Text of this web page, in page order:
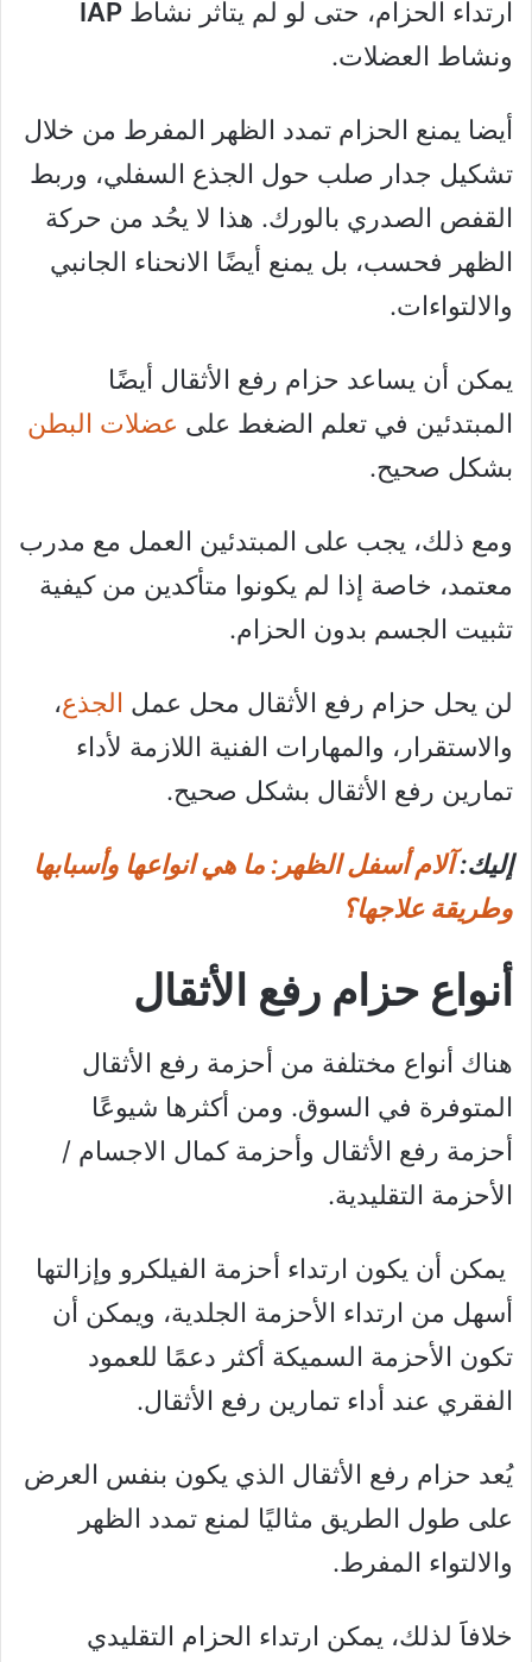
ارتداء الحزام، حتى لو لم يتأثر نشاط IAP
ونشاط العضلات.
أيضا يمنع الحزام تمدد الظهر المفرط من خلال
تشكيل جدار صلب حول الجذع السفلي، وربط
القفص الصدري بالورك. هذا لا يحُد من حركة
الظهر فحسب، بل يمنع أيضًا الانحناء الجانبي
والالتواءات.
يمكن أن يساعد حزام رفع الأثقال أيضًا
المبتدئين في تعلم الضغط على عضلات البطن
بشكل صحيح.
ومع ذلك، يجب على المبتدئين العمل مع مدرب
معتمد، خاصة إذا لم يكونوا متأكدين من كيفية
تثبيت الجسم بدون الحزام.
لن يحل حزام رفع الأثقال محل عمل الجذع،
والاستقرار، والمهارات الفنية اللازمة لأداء
تمارين رفع الأثقال بشكل صحيح.
إليك:آلام أسفل الظهر: ما هي انواعها وأسبابها
وطريقة علاجها؟
أنواع حزام رفع الأثقال
هناك أنواع مختلفة من أحزمة رفع الأثقال
المتوفرة في السوق. ومن أكثرها شيوعًا
أحزمة رفع الأثقال وأحزمة كمال الاجسام /
الأحزمة التقليدية.
يمكن أن يكون ارتداء أحزمة الفيلكرو وإزالتها
أسهل من ارتداء الأحزمة الجلدية، ويمكن أن
تكون الأحزمة السميكة أكثر دعمًا للعمود
الفقري عند أداء تمارين رفع الأثقال.
يُعد حزام رفع الأثقال الذي يكون بنفس العرض
على طول الطريق مثاليًا لمنع تمدد الظهر
والالتواء المفرط.
خلافاََ لذلك، يمكن ارتداء الحزام التقليدي